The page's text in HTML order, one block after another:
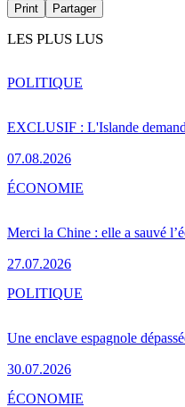
Print Partager
LES PLUS LUS
EXCLUSIF : L'Islande
07.08.2026
POLITIQUE
Merci la Chine : elle a sauvé
27.07.2026
ÉCONOMIE
Une enclave espagnole
30.07.2026
POLITIQUE
ÉCONOMIE